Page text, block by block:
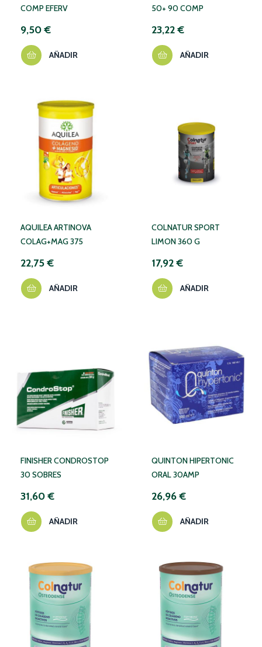
COMP EFERV
9,50 €
AÑADIR
50+ 90 COMP
23,22 €
AÑADIR
AQUILEA ARTINOVA
COLAG+MAG 375
22,75 €
AÑADIR
COLNATUR SPORT
LIMON 360 G
17,92 €
AÑADIR
FINISHER CONDROSTOP
30 SOBRES
31,60 €
AÑADIR
QUINTON HIPERTONIC
ORAL 30AMP
26,96 €
AÑADIR